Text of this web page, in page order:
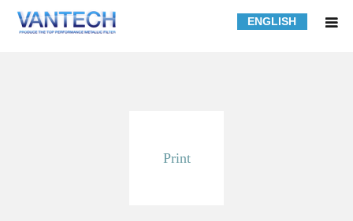
ENGLISH
Print